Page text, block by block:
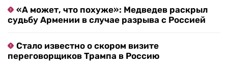
«А может, что похуже»: Медведев раскрыл
судьбу Армении в случае разрыва с Россией
Стало известно о скором визите
переговорщиков Трампа в Россию